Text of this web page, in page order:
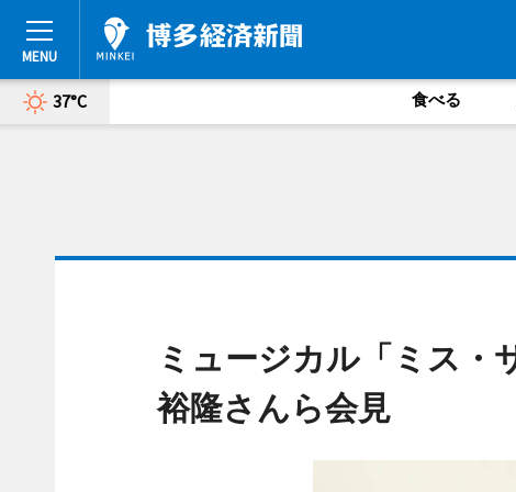
37°C 食べる
ミュージカル「ミス・
裕隆さんら会見